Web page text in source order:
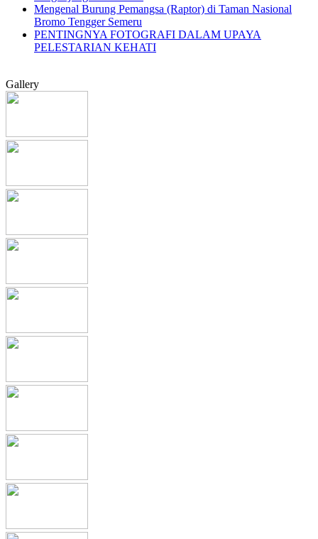
Mengenal Burung Pemangsa (Raptor) di Taman Nasional
Bromo Tengger Semeru
PENTINGNYA FOTOGRAFI DALAM UPAYA
PELESTARIAN KEHATI
Gallery